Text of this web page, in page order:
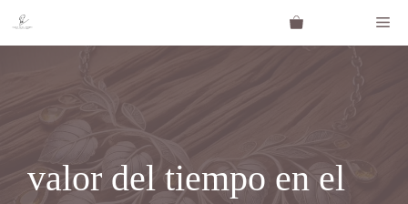
contenido
valor del tiempo en el